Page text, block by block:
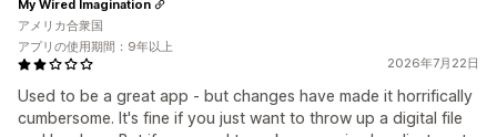
2026年7月22日
Used to be a great app - but changes have made it horrifically
cumbersome. It's fine if you just want to throw up a digital file
My Wired Imagination
アメリカ合衆国
アプリの使用期間：9年以上